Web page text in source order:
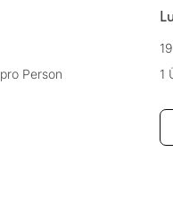
pro Person
1